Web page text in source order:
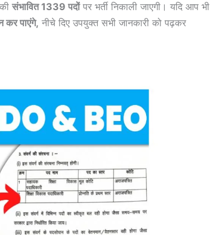
संभावित 1339 पदोंपर भर्ती निकाली जाएगी। यदि आप भी
पाएंगे, नीचे दिए उपयुक्त सभी जानकारी को पढ़कर